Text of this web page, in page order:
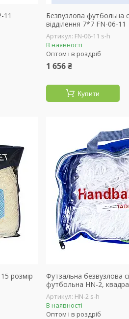
11
Безвузлова футбольна
відділення 7*7 FN-06-11
FN-06-11 s-h
В наявності
Оптом і в роздріб
1 656 ₴
Купити
розмір
Футзальна безвузлова
футбольна HN-2,
HN-2 s-h
В наявності
Оптом і в роздріб